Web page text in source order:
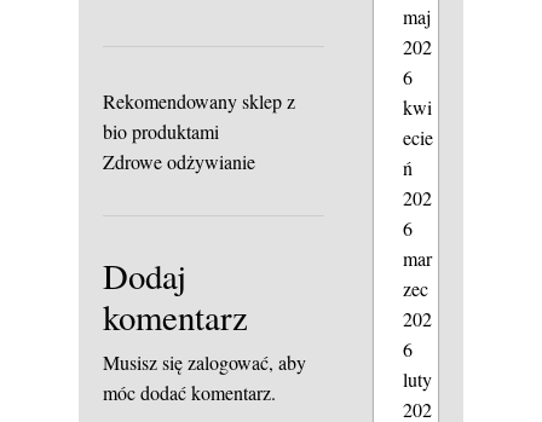
Rekomendowany sklep z
bio produktami
Zdrowe odżywianie
Dodaj
komentarz
Musisz sięzalogować, aby
móc dodać komentarz.
maj
202
6
kwi
ecie
ń
202
6
mar
zec
202
6
luty
202